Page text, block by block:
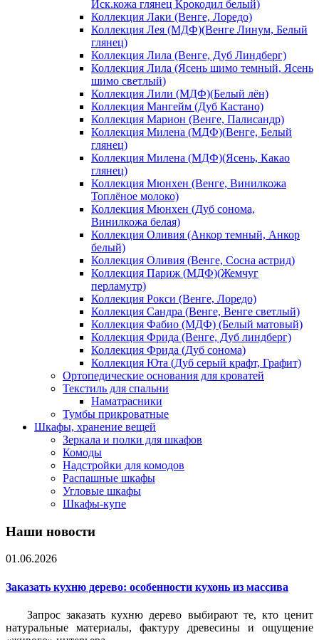
Иск.кожа глянец Крокодил белый)
Коллекция Лаки (Венге, Лоредо)
Коллекция Лея (МДФ)(Венге Линум, Белый
глянец)
Коллекция Лила (Венге, Дуб Линдберг)
Коллекция Лила (Ясень шимо темный, Ясень
шимо светлый)
Коллекция Лили (МДФ)(Белый лён)
Коллекция Мангейм (Дуб Кастано)
Коллекция Марион (Венге, Палисандр)
Коллекция Милена (МДФ)(Венге, Белый
глянец)
Коллекция Милена (МДФ)(Ясень, Какао
глянец)
Коллекция Мюнхен (Венге, Винилкожа
Топлёное молоко)
Коллекция Мюнхен (Дуб сонома,
Винилкожа белая)
Коллекция Оливия (Анкор темный, Анкор
белый)
Коллекция Оливия (Венге, Сосна астрид)
Коллекция Париж (МДФ)(Жемчуг
перламутр)
Коллекция Рокси (Венге, Лоредо)
Коллекция Сандра (Венге, Венге светлый)
Коллекция Фабио (МДФ) (Белый матовый)
Коллекция Фрида (Венге, Дуб линдберг)
Коллекция Фрида (Дуб сонома)
Коллекция Юта (Дуб серый крафт, Графит)
Ортопедические основания для кроватей
Текстиль для спальни
Наматрасники
Тумбы прикроватные
Шкафы, хранение вещей
Зеркала и полки для шкафов
Комоды
Надстройки для комодов
Распашные шкафы
Угловые шкафы
Шкафы-купе
Наши новости
01.06.2026
Заказать кухню дерево: особенности кухонь из массива
Запрос заказать кухню дерево выбирают те, кто ценит
натуральные материалы, фактуру древесины и ощущение